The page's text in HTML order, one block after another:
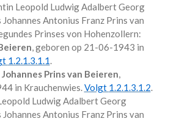
Leopold Ludwig Adalbert Georg
Antonius Franz Prins van
Prinses von Hohenzollern:
, geboren op 21-06-1943 in
1.2.1.3.1.1.
Prins van Beieren,
in Krauchenwies.Volgt 1.2.1.3.1.2.
Ludwig Adalbert Georg
Antonius Franz Prins van